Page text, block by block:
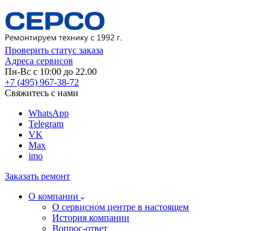
Проверить статус заказа
Адреса сервисов
Пн-Вс с 10:00 до 22.00
+7 (495) 967-38-72
Свяжитесь с нами
WhatsApp
Telegram
VK
Max
imo
Заказать ремонт
О компании
О сервисном центре в настоящем
История компании
Вопрос-ответ